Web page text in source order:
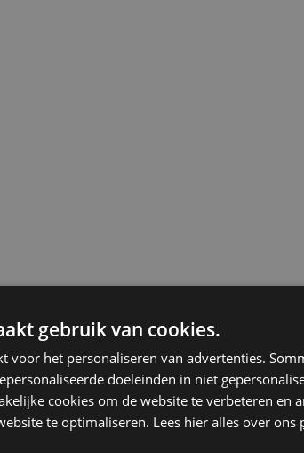
gebruik van cookies.
voor het personaliseren van advertenties.
doeleinden in niet
cookies om de website te verbeteren en
te optimaliseren. Lees hier alles over ons